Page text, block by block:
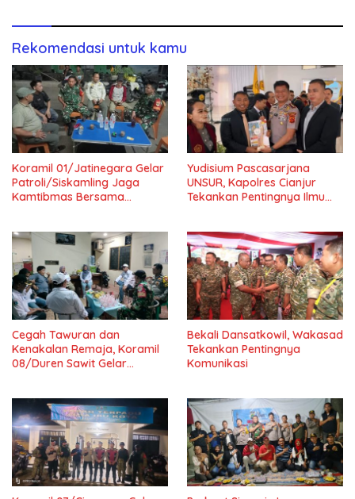
Rekomendasi untuk kamu
Koramil 01/Jatinegara Gelar
Patroli/Siskamling Jaga
Kamtibmas Bersama
Yudisium Pascasarjana
UNSUR, Kapolres Cianjur
Tekankan Pentingnya Ilmu
Cegah Tawuran dan
Kenakalan Remaja, Koramil
08/Duren Sawit Gelar
Bekali Dansatkowil, Wakasad
Tekankan Pentingnya
Komunikasi